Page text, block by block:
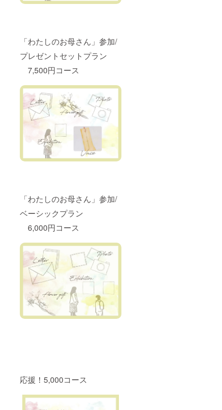
「わたしのお母さん」参加/
プレゼントセットプラン
7,500円コース
「わたしのお母さん」参加/
ベーシックプラン
6,000円コース
応援！5,000コース